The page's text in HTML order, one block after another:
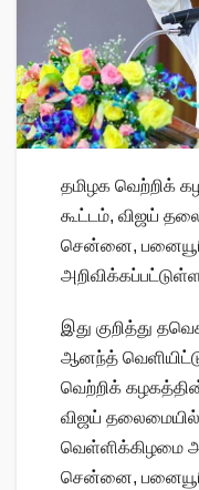
தமிழக வெற்றிக்
கூட்டம், விஜய்
சென்னை,
இது குறித்து
ஆனந்த்
வெற்றிக்
விஜய் தலைமையில்,
வெள்ளிக்கிழமை
சென்னை,